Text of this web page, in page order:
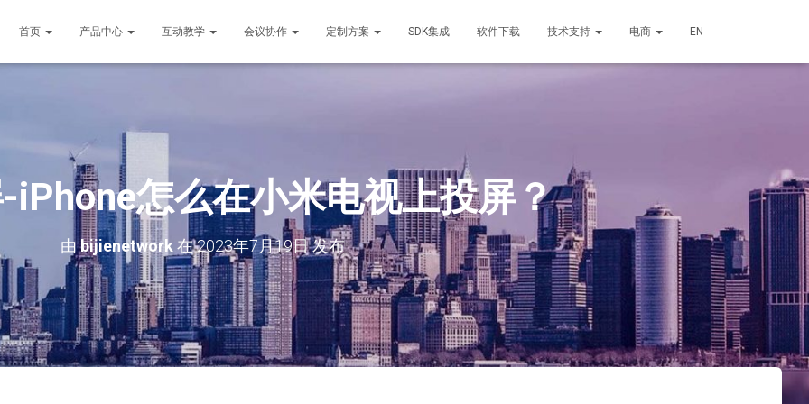
首页 产品中心 互动教学 会议协作 定制方案 SDK集成 软件下载 技术支持 电商 EN
iPhone怎么在小米电视上投屏？
由bijienetwork 在2023年7月19日发布